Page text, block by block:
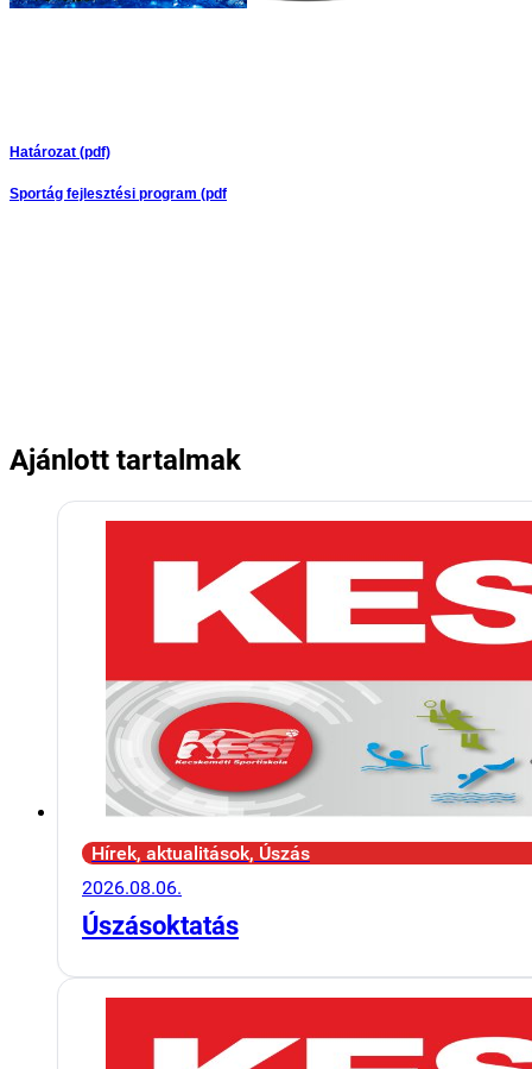
Határozat (pdf)
Sportág fejlesztési program (pdf
Ajánlott tartalmak
Hírek, aktualitások, Úszás
2026.08.06.
Úszásoktatás